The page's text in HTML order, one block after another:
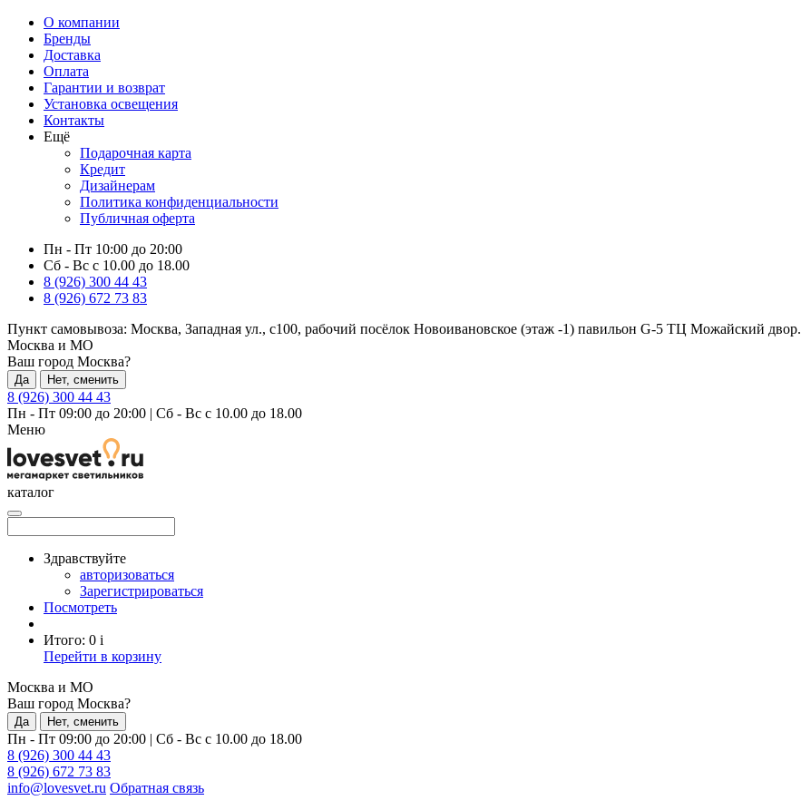
О компании
Бренды
Доставка
Оплата
Гарантии и возврат
Установка освещения
Контакты
Ещё
Подарочная карта
Кредит
Дизайнерам
Политика конфиденциальности
Публичная оферта
Пн - Пт 10:00 до 20:00
Сб - Вс с 10.00 до 18.00
8 (926) 300 44 43
8 (926) 672 73 83
Пункт самовывоза: Москва, Западная ул., с100, рабочий посёлок Новоивановское (этаж -1) павильон G-5 ТЦ Можайский двор.
Москва и МО
Ваш город Москва?
Да Нет, сменить
8 (926) 300 44 43
Пн - Пт 09:00 до 20:00 | Сб - Вс с 10.00 до 18.00
Меню
каталог
Здравствуйте
авторизоваться
Зарегистрироваться
Посмотреть
Итого: 0 i
Перейти в корзину
Москва и МО
Ваш город Москва?
Да Нет, сменить
Пн - Пт 09:00 до 20:00 | Сб - Вс с 10.00 до 18.00
8 (926) 300 44 43
8 (926) 672 73 83
info@lovesvet.ru Обратная связь